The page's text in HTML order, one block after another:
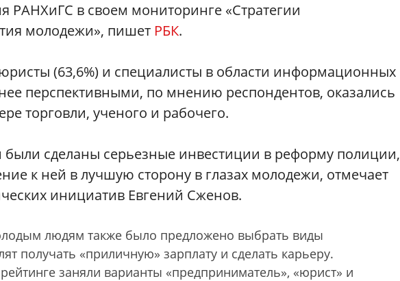
РАНХиГС в своем мониторинге «Стратегии
молодежи», пишет РБК.
(63,6%) и специалисты в области информационных
перспективными, по мнению респондентов, оказались
торговли, ученого и рабочего.
были сделаны серьезные инвестиции в реформу полиции,
к ней в лучшую сторону в глазах молодежи, отмечает
инициатив Евгений Сженов.
людям также было предложено выбрать виды
получать «приличную» зарплату и сделать карьеру.
заняли варианты «предприниматель», «юрист» и